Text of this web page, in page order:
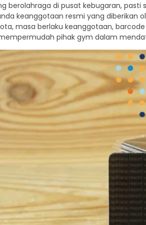
berolahraga di pusat kebugaran, pasti
keanggotaan resmi yang diberikan
masa berlaku keanggotaan,
pihak gym dalam